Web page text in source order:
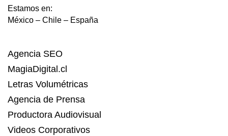
Estamos en:
México – Chile – España
Agencia SEO
MagiaDigital.cl
Letras Volumétricas
Agencia de Prensa
Productora Audiovisual
Videos Corporativos